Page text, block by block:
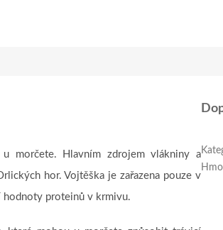
morčete. Hlavním zdrojem vlákniny a
hor. Vojtěška je zařazena pouze v
hodnoty proteinů v krmivu.